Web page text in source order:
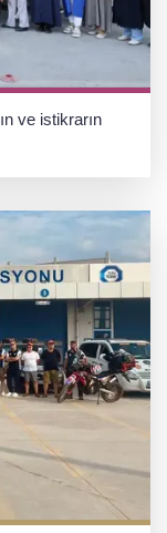
ve istikrarın